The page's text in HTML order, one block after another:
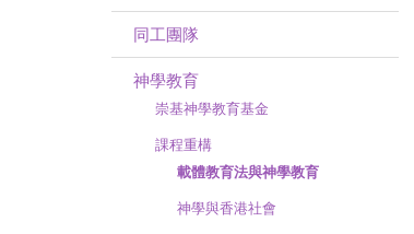
同工團隊
神學教育
崇基神學教育基金
課程重構
載體教育法與神學教育
神學與香港社會